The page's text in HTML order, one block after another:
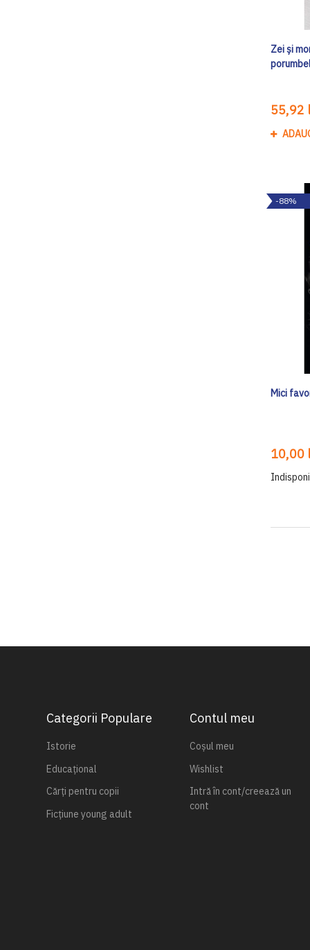
Zei și
55,92
-88%
Mici
10,00
Categorii Populare
Istorie
Educațional
Cărți pentru copii
Ficțiune young adult
Contul meu
Coșul meu
Wishlist
Intră în cont/creează un
cont